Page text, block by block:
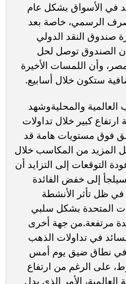
في الأسواق بشكل عام
الرسمي، خاصة بعد
صندوق النقد الدولي
أن الصندوق توصل لحل
وأن اللمسات الأخيرة
ستكون خلال أسابيع.
والمحليةوشهد
ارتفاع كبير خلال تداولات
فوق مستويات هامة قد
المزيد من المكاسب خلال
التوقعات إلى التزايد أن
إلى خفض الفائدة
ظل تأثر الأنشطة
المتحدة بشكل سلبي
مرتفعة.من جهة أخرى
في تداولات الذهب
في نطاق ضيق يوم أمس
على الرغم من ارتفاع
الأمر الذي يدل